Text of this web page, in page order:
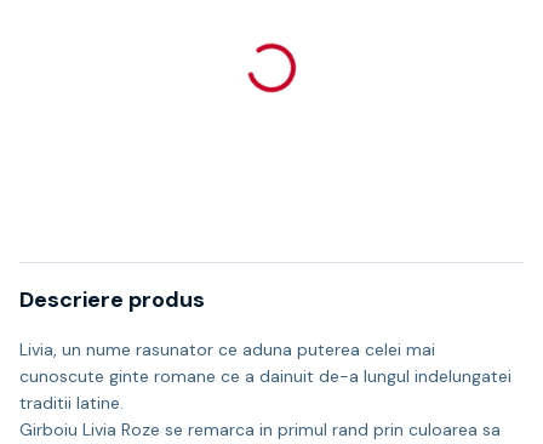
Descriere produs
Livia, un nume rasunator ce aduna puterea celei mai
cunoscute ginte romane ce a dainuit de-a lungul indelungatei
traditii latine.
Girboiu Livia Roze se remarca in primul rand prin culoarea sa